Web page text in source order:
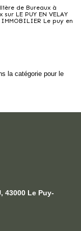
de Bureaux à
LE PUY EN VELAY
Le puy en
la catégorie pour le
43000 Le Puy-